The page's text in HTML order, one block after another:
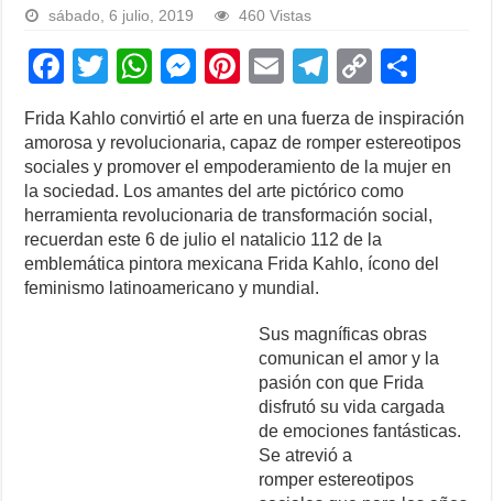
sábado, 6 julio, 2019 460 Vistas
F
a
c
e
b
o
o
T
tt
er
W
h
at
s
A
p
p
M
e
ss
e
n
g
er
Pi
er
e
st
E
m
ail
T
e
gr
a
m
C
o
p
y
Li
n
k
ar
e
Frida Kahlo convirtió el arte en una fuerza de inspiración
amorosa y revolucionaria, capaz de romper estereotipos
sociales y promover el empoderamiento de la mujer en
la sociedad. Los amantes del arte pictórico como
herramienta revolucionaria de transformación social,
recuerdan este 6 de julio el natalicio 112 de la
emblemática pintora mexicana Frida Kahlo, ícono del
feminismo latinoamericano y mundial.
Sus magníficas obras
comunican el amor y la
pasión con que Frida
disfrutó su vida cargada
de emociones fantásticas.
Se atrevió a
romper estereotipos